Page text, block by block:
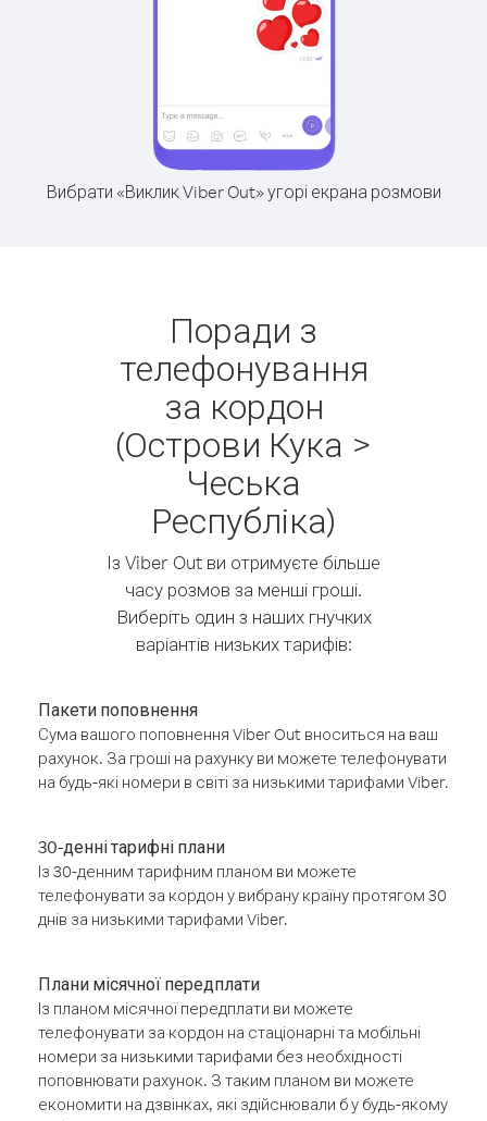
Вибрати «Виклик Viber Out» угорі екрана розмови
Поради з
телефонування
за кордон
(Острови Кука >
Чеська
Республіка)
Із Viber Out ви отримуєте більше
часу розмов за менші гроші.
Виберіть один з наших гнучких
варіантів низьких тарифів:
Пакети поповнення
Сума вашого поповнення Viber Out вноситься на ваш
рахунок. За гроші на рахунку ви можете телефонувати
на будь-які номери в світі за низькими тарифами Viber.
30-денні тарифні плани
Із 30-денним тарифним планом ви можете
телефонувати за кордон у вибрану країну протягом 30
днів за низькими тарифами Viber.
Плани місячної передплати
Із планом місячної передплати ви можете
телефонувати за кордон на стаціонарні та мобільні
номери за низькими тарифами без необхідності
поповнювати рахунок. З таким планом ви можете
економити на дзвінках, які здійснювали б у будь-якому